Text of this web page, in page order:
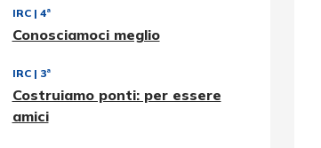
IRC| 4ª
Conosciamoci meglio
IRC| 3ª
Costruiamo ponti: per essere
amici